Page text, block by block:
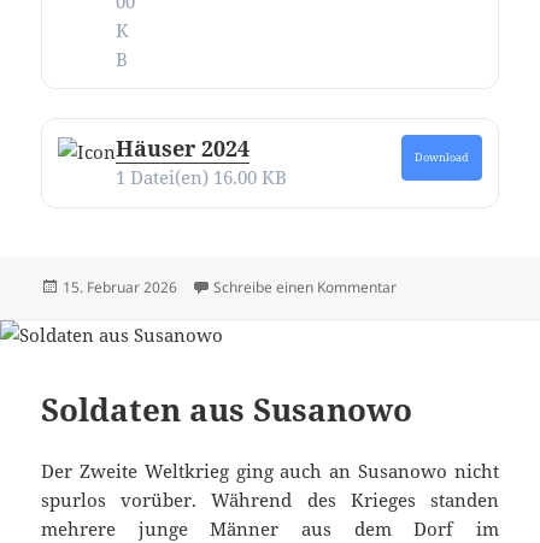
K
B
Häuser 2024
1 Datei(en) 16.00 KB
Download
Veröffentlicht
15. Februar 2026 Schreibe einen Kommentarzu Alle Texte und
Soldaten aus Susanowo
Der Zweite Weltkrieg ging auch an Susanowo nicht
spurlos vorüber. Während des Krieges standen
mehrere junge Männer aus dem Dorf im